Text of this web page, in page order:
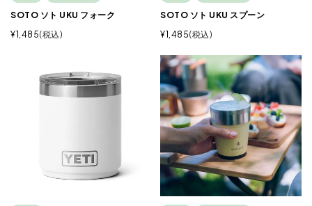
SOTO ソト UKU フォーク
¥1,485 税込
SOTO ソト UKU スプーン
¥1,485 税込